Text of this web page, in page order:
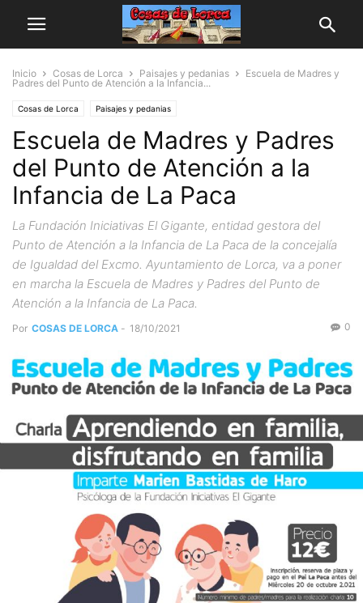
Inicio Cosas de Lorca Paisajes y pedanias
Escuela de Madres y
Padres del Punto de Atención a la Infancia...
Cosas de Lorca Paisajes y pedanias
Escuela de Madres y Padres
del Punto de Atención a la
Infancia de La Paca
La Fundación Iniciativas El Gigante, entidad gestora del
Punto de Atención a la Infancia de La Paca de la concejalía
de Igualdad del Excmo. Ayuntamiento de Lorca, va a poner
en marcha la Escuela de Madres y Padres del Punto de
Atención a la Infancia de La Paca.
Por COSAS DE LORCA - 18/10/2021 0